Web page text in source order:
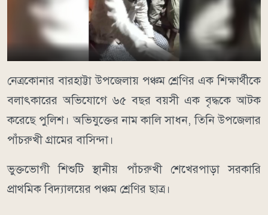
নেত্রকোনার বারহাট্টা উপজেলায় পঞ্চম শ্রেণির এক শিক্ষার্থীকে
বলাৎকারের অভিযোগে ৬৫ বছর বয়সী এক বৃদ্ধকে আটক
করেছে পুলিশ। অভিযুক্তের নাম কালি সাধন, তিনি উপজেলার
পাঁচরুখী গ্রামের বাসিন্দা।
ভুক্তভোগী শিশুটি স্থানীয় পাঁচরুখী শেখেরপাড়া সরকারি
প্রাথমিক বিদ্যালয়ের পঞ্চম শ্রেণির ছাত্র।